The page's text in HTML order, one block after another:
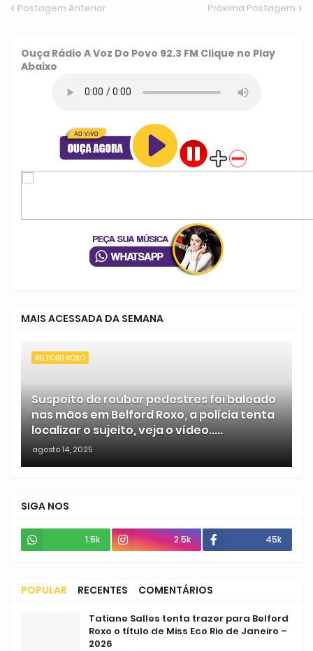
Postagem Anterior Próxima Postagem
Ouça Rádio A Voz Do Povo 92.3 FM Clique no Play
Abaixo
MAIS ACESSADA DA SEMANA
BELFORD ROXO
Suspeito de roubar pedestres foi baleado
nas mãos em Belford Roxo, a polícia tenta
localizar o sujeito, veja o vídeo.....
agosto 14, 2025
SIGA NOS
1.5k 2.5k 45k
POPULAR RECENTES COMENTÁRIOS
Tatiane Salles tenta trazer para Belford
Roxo o título de Miss Eco Rio de Janeiro –
2026